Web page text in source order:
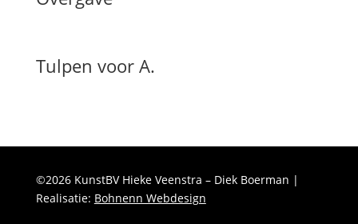
Tulpen voor A.
©2026 KunstBV Hieke Veenstra – Diek Boerman |
Realisatie: Bohnenn Webdesign